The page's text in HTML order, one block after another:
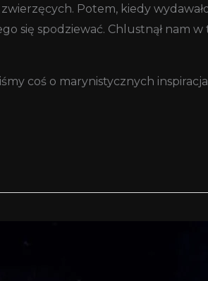
Potem, kiedy
się spodziewać. Chlustnął nam
coś o marynistycznych